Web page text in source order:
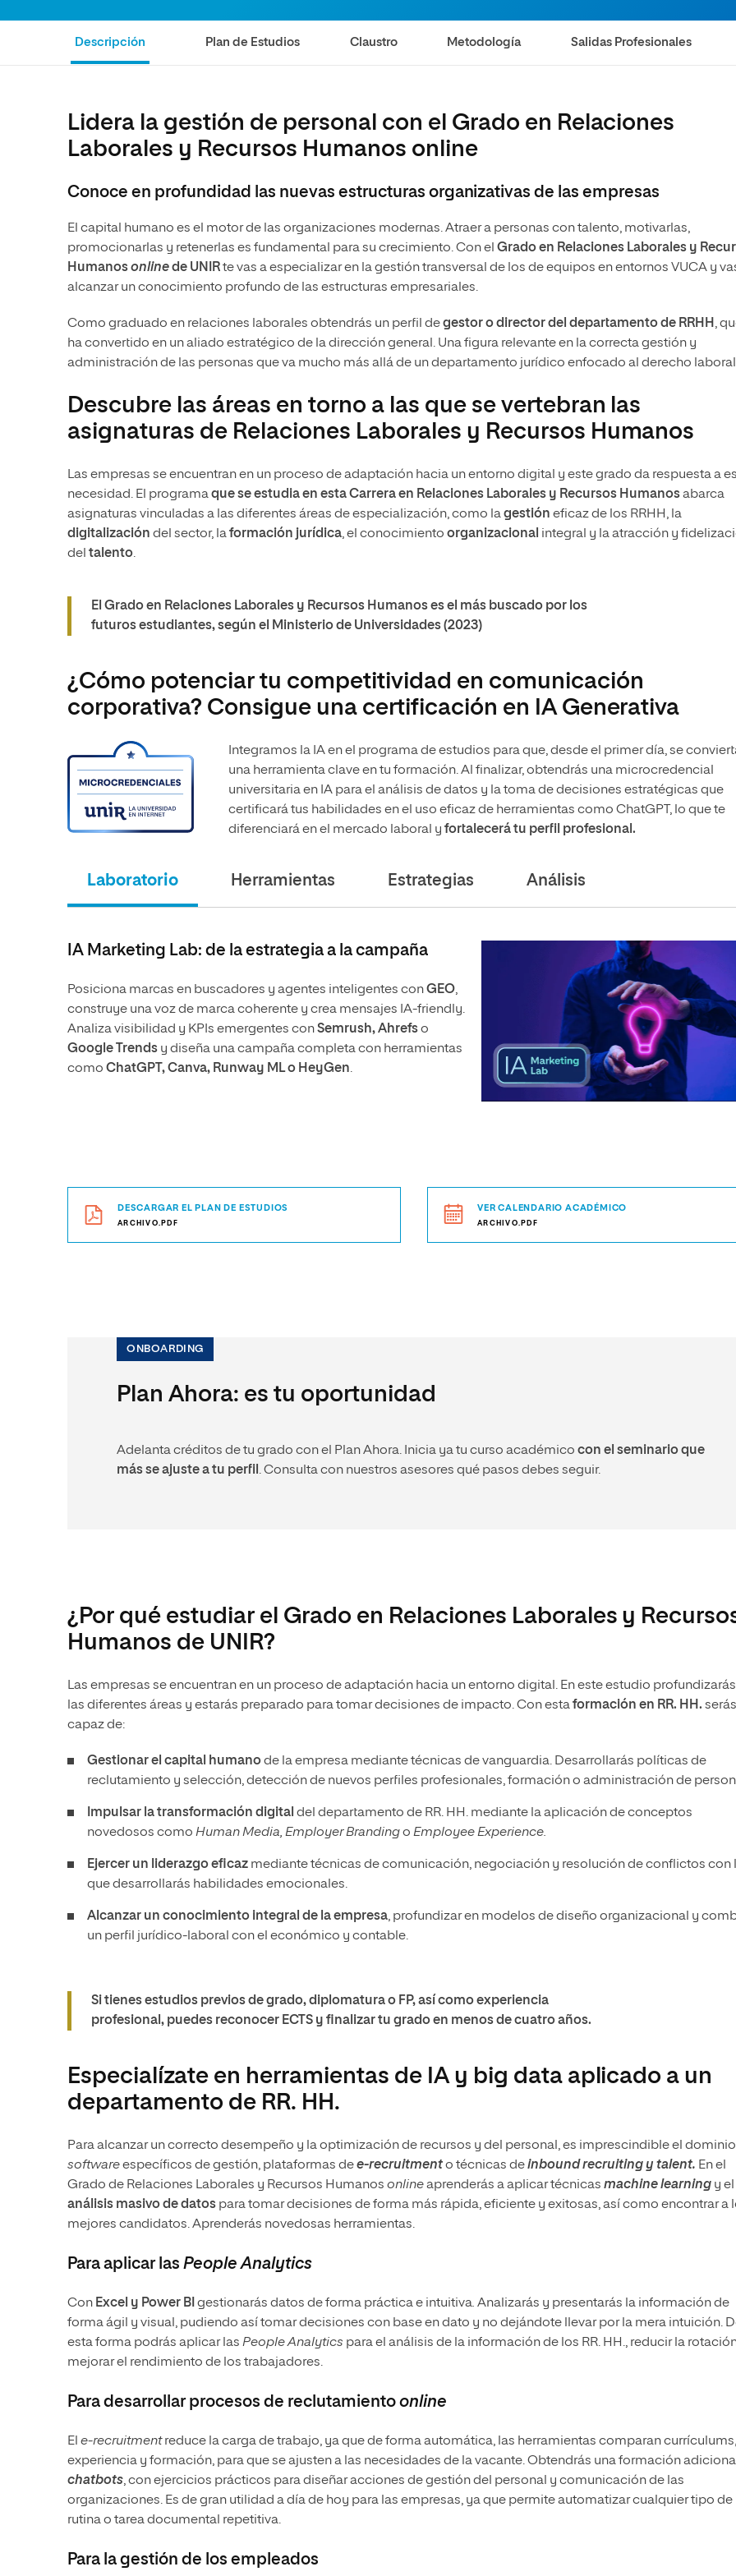
Ciencias Políticas y Relaciones
Internacionales
Acceso universitario para
mayores
Ciencias de la Salud
Ciencias Sociales
Artes
Música
Máster Universitario en Atención Temprana y
Diseño
Ciencias de la Salud
Humanidades
Artes
Oficina de Movilidad
Internacional
Escuela de Humanidades
Normas de Organización y
Descripción Plan de Estudios Claustro Metodología Salidas Profesionales
Lidera la gestión de personal con el Grado en Relaciones
Laborales y Recursos Humanos online
Conoce en profundidad las nuevas estructuras organizativas de las empresas
El capital humano es el motor de las organizaciones modernas. Atraer a personas con talento, motivarlas,
promocionarlas y retenerlas es fundamental para su crecimiento. Con el Grado en Relaciones Laborales y
Humanosonlinede UNIRte vas a especializar en la gestión transversal de los de equipos en entornos VUCA y
alcanzar un conocimiento profundo de las estructuras empresariales.
Como graduado en relaciones laborales obtendrás un perfil degestor o director del departamento de RRHH ,
ha convertido en un aliado estratégico de la dirección general. Una figura relevante en la correcta gestión y
administración de las personas que va mucho más allá de un departamento jurídico enfocado al derecho
Descubre las áreas en torno a las que se vertebran las
asignaturas de Relaciones Laborales y Recursos Humanos
Las empresas se encuentran en un proceso de adaptación hacia un entorno digital y este grado da respuesta a
necesidad. El programaque se estudia en esta Carrera en Relaciones Laborales y Recursos Humanosabarca
asignaturas vinculadas a las diferentes áreas de especialización, como lagestión eficaz de los RRHH, la
digitalización del sector, laformación jurídica, el conocimiento organizacional integral y la atracción y
del talento.
El Grado en Relaciones Laborales y Recursos Humanos es el más buscado por los
futuros estudiantes, según el Ministerio de Universidades (2023)
¿Cómo potenciar tu competitividad en comunicación
corporativa? Consigue una certificación en IA Generativa
Integramos la IA en el programa de estudios para que, desde el primer día, se
una herramienta clave en tu formación. Al finalizar, obtendrás una microcredencial
universitaria en IA para el análisis de datos y la toma de decisiones estratégicas que
certificará tus habilidades en el uso eficaz de herramientas como ChatGPT, lo que te
diferenciará en el mercado laboral y fortalecerá tu perfil profesional.
Laboratorio Herramientas Estrategias Análisis
IA Marketing Lab: de la estrategia a la campaña
Posiciona marcas en buscadores y agentes inteligentes conGEO,
construye una voz de marca coherente y crea mensajes IA-friendly.
Analiza visibilidad y KPIs emergentes conSemrush, Ahrefso
Google Trends y diseña una campaña completa con herramientas
como ChatGPT, Canva, Runway ML o HeyGen.
DESCARGAR EL PLAN DE ESTUDIOS
ARCHIVO.PDF
VER CALENDARIO ACADÉMICO
ARCHIVO.PDF
ONBOARDING
Plan Ahora: es tu oportunidad
Adelanta créditos de tu grado con el Plan Ahora. Inicia ya tu curso académico con el seminario que
más se ajuste a tu perfil . Consulta con nuestros asesores qué pasos debes seguir.
¿Por qué estudiar el Grado en Relaciones Laborales y
Humanos de UNIR?
Las empresas se encuentran en un proceso de adaptación hacia un entorno digital. En este estudio
las diferentes áreas y estarás preparado para tomar decisiones de impacto. Con estaformación en RR. HH. serás
capaz de:
Gestionar el capital humanode la empresa mediante técnicas de vanguardia. Desarrollarás políticas de
reclutamiento y selección, detección de nuevos perfiles profesionales, formación o administración de
Impulsar la transformación digital del departamento de RR. HH. mediante la aplicación de conceptos
novedosos como Human Media, Employer Brandingo Employee Experience.
Ejercer un liderazgo eficaz mediante técnicas de comunicación, negociación y resolución de conflictos con
que desarrollarás habilidades emocionales.
Alcanzar un conocimiento integral de la empresa, profundizar en modelos de diseño organizacional y
un perfil jurídico-laboral con el económico y contable.
Si tienes estudios previos de grado, diplomatura o FP, así como experiencia
profesional, puedes reconocer ECTS y finalizar tu grado en menos de cuatro años.
Especialízate en herramientas de IA y big data aplicado a un
departamento de RR. HH.
Para alcanzar un correcto desempeño y la optimización de recursos y del personal, es imprescindible el
softwareespecíficos de gestión, plataformas dee-recruitmento técnicas deinbound recruiting y talent. En el
Grado de Relaciones Laborales y Recursos Humanos onlineaprenderás a aplicar técnicas machine learning y el
análisis masivo de datos para tomar decisiones de forma más rápida, eficiente y exitosas, así como encontrar a
mejores candidatos. Aprenderás novedosas herramientas.
Para aplicar las People Analytics
Con Excel y Power BI gestionarás datos de forma práctica e intuitiva. Analizarás y presentarás la información de
forma ágil y visual, pudiendo así tomar decisiones con base en dato y no dejándote llevar por la mera intuición.
esta forma podrás aplicar las People Analytics para el análisis de la información de los RR. HH., reducir la
mejorar el rendimiento de los trabajadores.
Para desarrollar procesos de reclutamiento online
El e-recruitmentreduce la carga de trabajo, ya que de forma automática, las herramientas comparan
experiencia y formación, para que se ajusten a las necesidades de la vacante. Obtendrás una formación
chatbots, con ejercicios prácticos para diseñar acciones de gestión del personal y comunicación de las
organizaciones. Es de gran utilidad a día de hoy para las empresas, ya que permite automatizar cualquier tipo de
rutina o tarea documental repetitiva.
Para la gestión de los empleados